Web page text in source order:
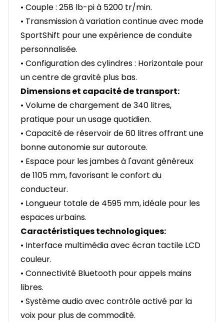
• Couple : 258 lb-pi à 5200 tr/min.
• Transmission à variation continue avec mode
SportShift pour une expérience de conduite
personnalisée.
• Configuration des cylindres : Horizontale pour
un centre de gravité plus bas.
Dimensions et capacité de transport:
• Volume de chargement de 340 litres,
pratique pour un usage quotidien.
• Capacité de réservoir de 60 litres offrant une
bonne autonomie sur autoroute.
• Espace pour les jambes à l'avant généreux
de 1105 mm, favorisant le confort du
conducteur.
• Longueur totale de 4595 mm, idéale pour les
espaces urbains.
Caractéristiques technologiques:
• Interface multimédia avec écran tactile LCD
couleur.
• Connectivité Bluetooth pour appels mains
libres.
• Système audio avec contrôle activé par la
voix pour plus de commodité.